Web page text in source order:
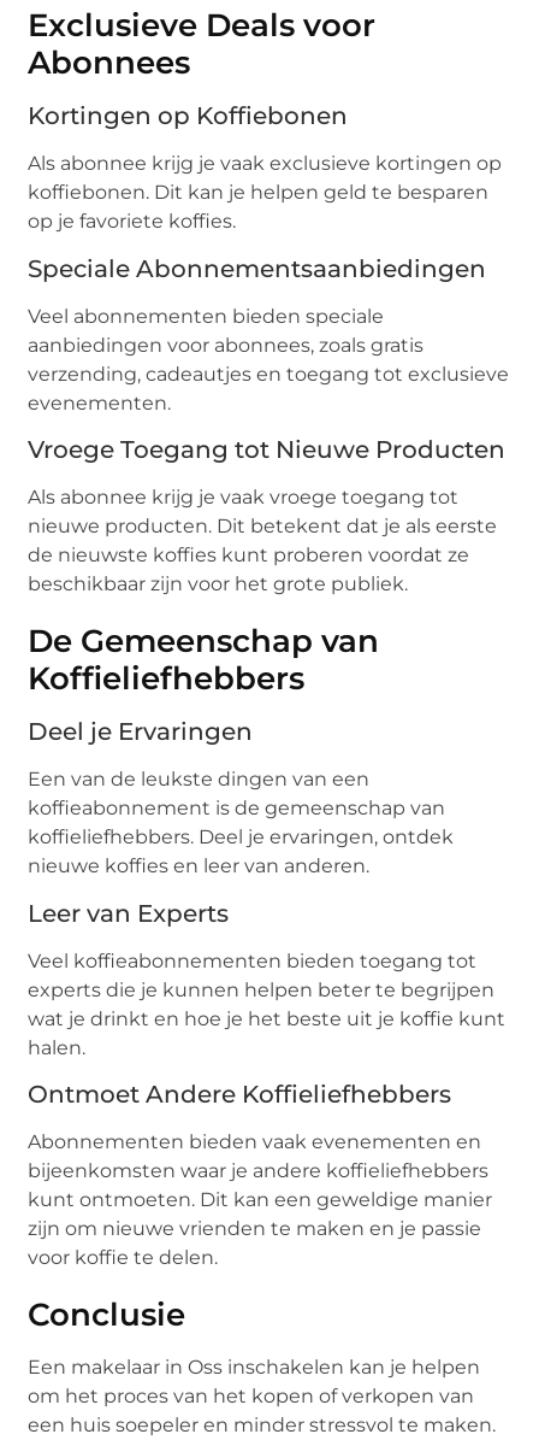
Exclusieve Deals voor
Abonnees
Kortingen op Koffiebonen
Als abonnee krijg je vaak exclusieve kortingen op
koffiebonen. Dit kan je helpen geld te besparen
op je favoriete koffies.
Speciale Abonnementsaanbiedingen
Veel abonnementen bieden speciale
aanbiedingen voor abonnees, zoals gratis
verzending, cadeautjes en toegang tot exclusieve
evenementen.
Vroege Toegang tot Nieuwe Producten
Als abonnee krijg je vaak vroege toegang tot
nieuwe producten. Dit betekent dat je als eerste
de nieuwste koffies kunt proberen voordat ze
beschikbaar zijn voor het grote publiek.
De Gemeenschap van
Koffieliefhebbers
Deel je Ervaringen
Een van de leukste dingen van een
koffieabonnement is de gemeenschap van
koffieliefhebbers. Deel je ervaringen, ontdek
nieuwe koffies en leer van anderen.
Leer van Experts
Veel koffieabonnementen bieden toegang tot
experts die je kunnen helpen beter te begrijpen
wat je drinkt en hoe je het beste uit je koffie kunt
halen.
Ontmoet Andere Koffieliefhebbers
Abonnementen bieden vaak evenementen en
bijeenkomsten waar je andere koffieliefhebbers
kunt ontmoeten. Dit kan een geweldige manier
zijn om nieuwe vrienden te maken en je passie
voor koffie te delen.
Conclusie
Een makelaar in Oss inschakelen kan je helpen
om het proces van het kopen of verkopen van
een huis soepeler en minder stressvol te maken.